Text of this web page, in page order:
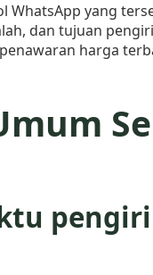
WhatsApp yang
dan tujuan
harga